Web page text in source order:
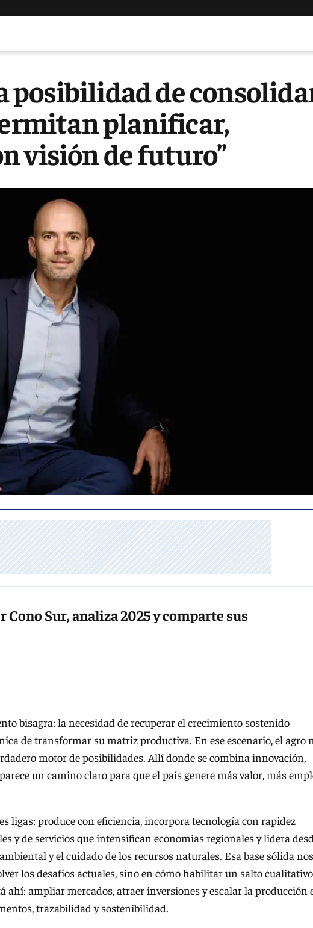
posibilidad de
planificar,
visión de futuro”
Cono Sur, analiza 2025 y comparte sus
bisagra: la necesidad de recuperar el crecimiento sostenido
de transformar su matriz productiva. En ese escenario, el agro
motor de posibilidades. Allí donde se combina innovación,
un camino claro para que el país genere más valor, más
ligas: produce con eficiencia, incorpora tecnología con rapidez
y de servicios que intensifican economías regionales y lidera
y el cuidado de los recursos naturales. Esa base sólida nos
los desafíos actuales, sino en cómo habilitar un salto cualitativo
ahí: ampliar mercados, atraer inversiones y escalar la producción
trazabilidad y sostenibilidad.